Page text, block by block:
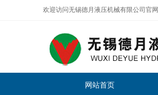
欢迎访问无锡德月液压机械有限公司官网
网站首页